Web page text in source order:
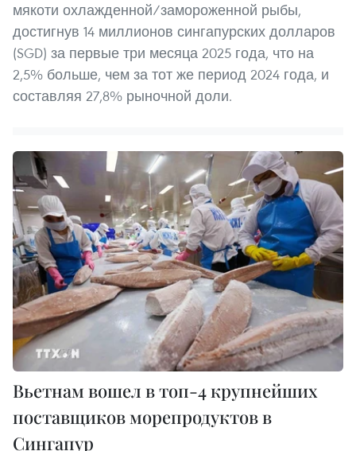
мякоти охлажденной/замороженной рыбы,
достигнув 14 миллионов сингапурских долларов
(SGD) за первые три месяца 2025 года, что на
2,5% больше, чем за тот же период 2024 года, и
составляя 27,8% рыночной доли.
Вьетнам вошел в топ-4 крупнейших
поставщиков морепродуктов в
Сингапур